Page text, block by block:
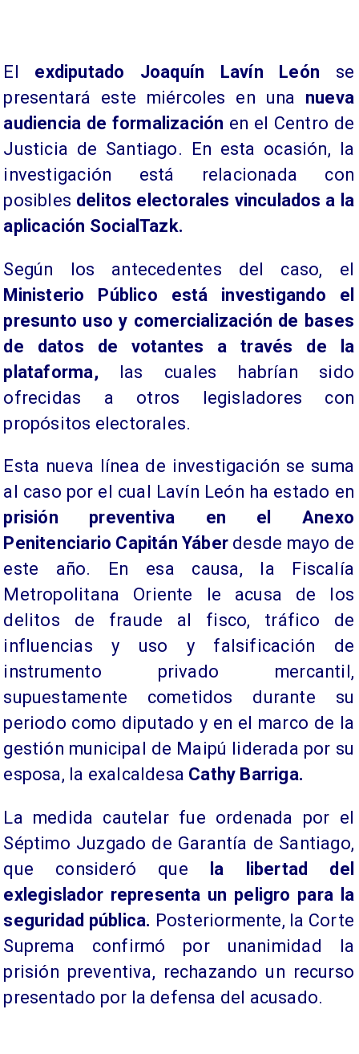
El exdiputado Joaquín Lavín León se
presentará este miércoles en una nueva
audiencia de formalización en el Centro de
Justicia de Santiago. En esta ocasión, la
investigación está relacionada con
posibles delitos electorales vinculados a la
aplicación SocialTazk.
Según los antecedentes del caso, el
Ministerio Público está investigando el
presunto uso y comercialización de bases
de datos de votantes a través de la
plataforma, las cuales habrían sido
ofrecidas a otros legisladores con
propósitos electorales.
Esta nueva línea de investigación se suma
al caso por el cual Lavín León ha estado en
prisión preventiva en el Anexo
Penitenciario Capitán Yáber desde mayo de
este año. En esa causa, la Fiscalía
Metropolitana Oriente le acusa de los
delitos de fraude al fisco, tráfico de
influencias y uso y falsificación de
instrumento privado mercantil,
supuestamente cometidos durante su
periodo como diputado y en el marco de la
gestión municipal de Maipú liderada por su
esposa, la exalcaldesa Cathy Barriga.
La medida cautelar fue ordenada por el
Séptimo Juzgado de Garantía de Santiago,
que consideró que
la libertad del
exlegislador representa un peligro para la
seguridad pública. Posteriormente, la Corte
Suprema confirmó por unanimidad la
prisión preventiva, rechazando un recurso
presentado por la defensa del acusado.